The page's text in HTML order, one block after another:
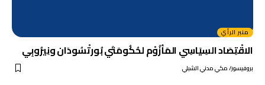
منبر الرأي
الاقْتِصَاد السِيَاسِي المَأزُوْم لحُكُومَتَي بُورتْسُودَان ونِيرُوبِي
بروفيسور/ مكي مدني الشبلي